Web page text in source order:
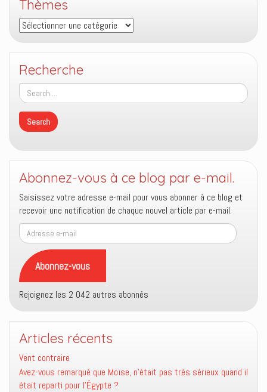
Thèmes
Thèmes
Recherche
Abonnez-vous à ce blog par e-mail.
Saisissez votre adresse e-mail pour vous abonner à ce blog et
recevoir une notification de chaque nouvel article par e-mail.
Adresse
e-
mail
Abonnez-vous
Rejoignez les 2 042 autres abonnés
Articles récents
Vent contraire
Avez-vous remarqué que Moïse, n’était pas très sérieux quand il
était reparti pour l’Égypte ?